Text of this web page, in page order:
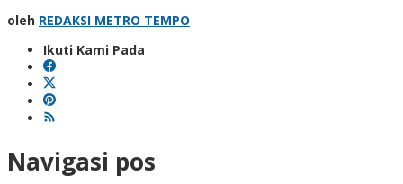
oleh REDAKSI METRO TEMPO
Ikuti Kami Pada
Navigasi pos